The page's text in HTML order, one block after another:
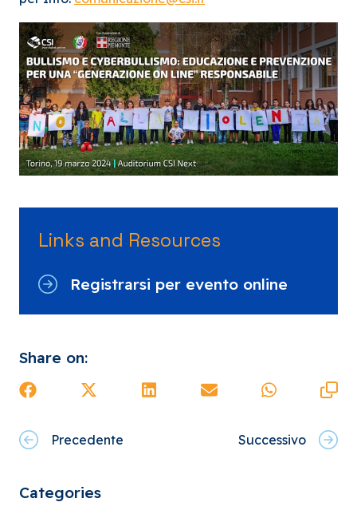
Links and Resources
Registrarsi per evento online
Share on:
Precedente Successivo
Categories